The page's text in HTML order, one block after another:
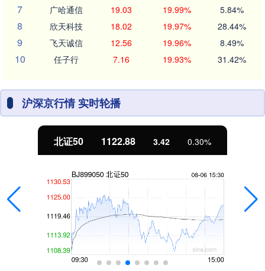
7 广哈通信 19.03 19.99% 5.84%
8 欣天科技 18.02 19.97% 28.44%
9 飞天诚信 12.56 19.96% 8.49%
10 任子行 7.16 19.93% 31.42%
沪深京行情 实时轮播
北证50 1122.88 3.42 0.30%